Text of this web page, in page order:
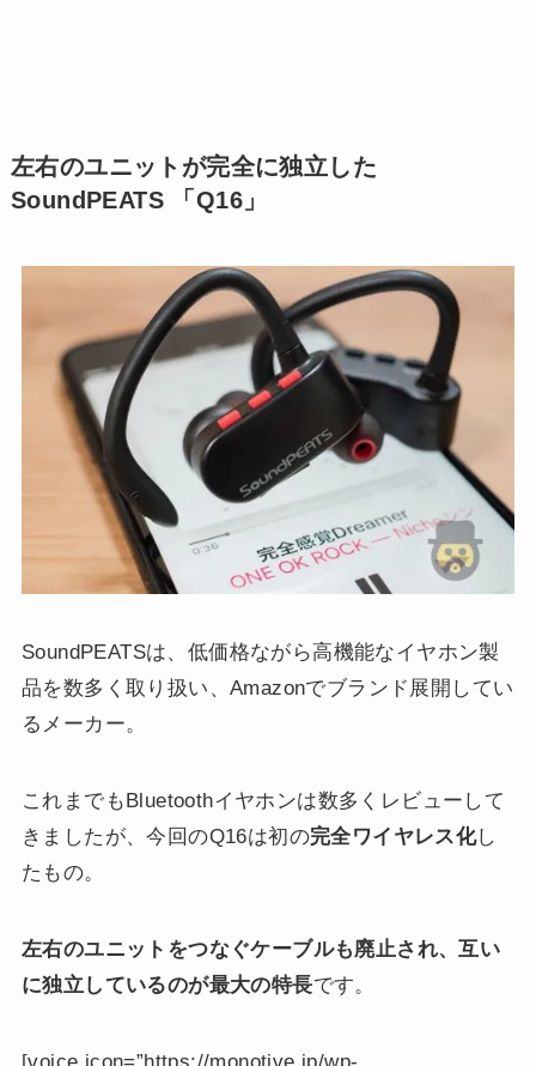
左右のユニットが完全に独立した
SoundPEATS 「Q16」
SoundPEATSは、低価格ながら高機能なイヤホン製
品を数多く取り扱い、Amazonでブランド展開してい
るメーカー。
これまでもBluetoothイヤホンは数多くレビューして
きましたが、今回のQ16は初の完全ワイヤレス化し
たもの。
左右のユニットをつなぐケーブルも廃止され、互い
に独立しているのが最大の特長です。